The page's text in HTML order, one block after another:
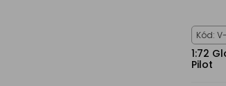
Kód:
1:72
Pilot